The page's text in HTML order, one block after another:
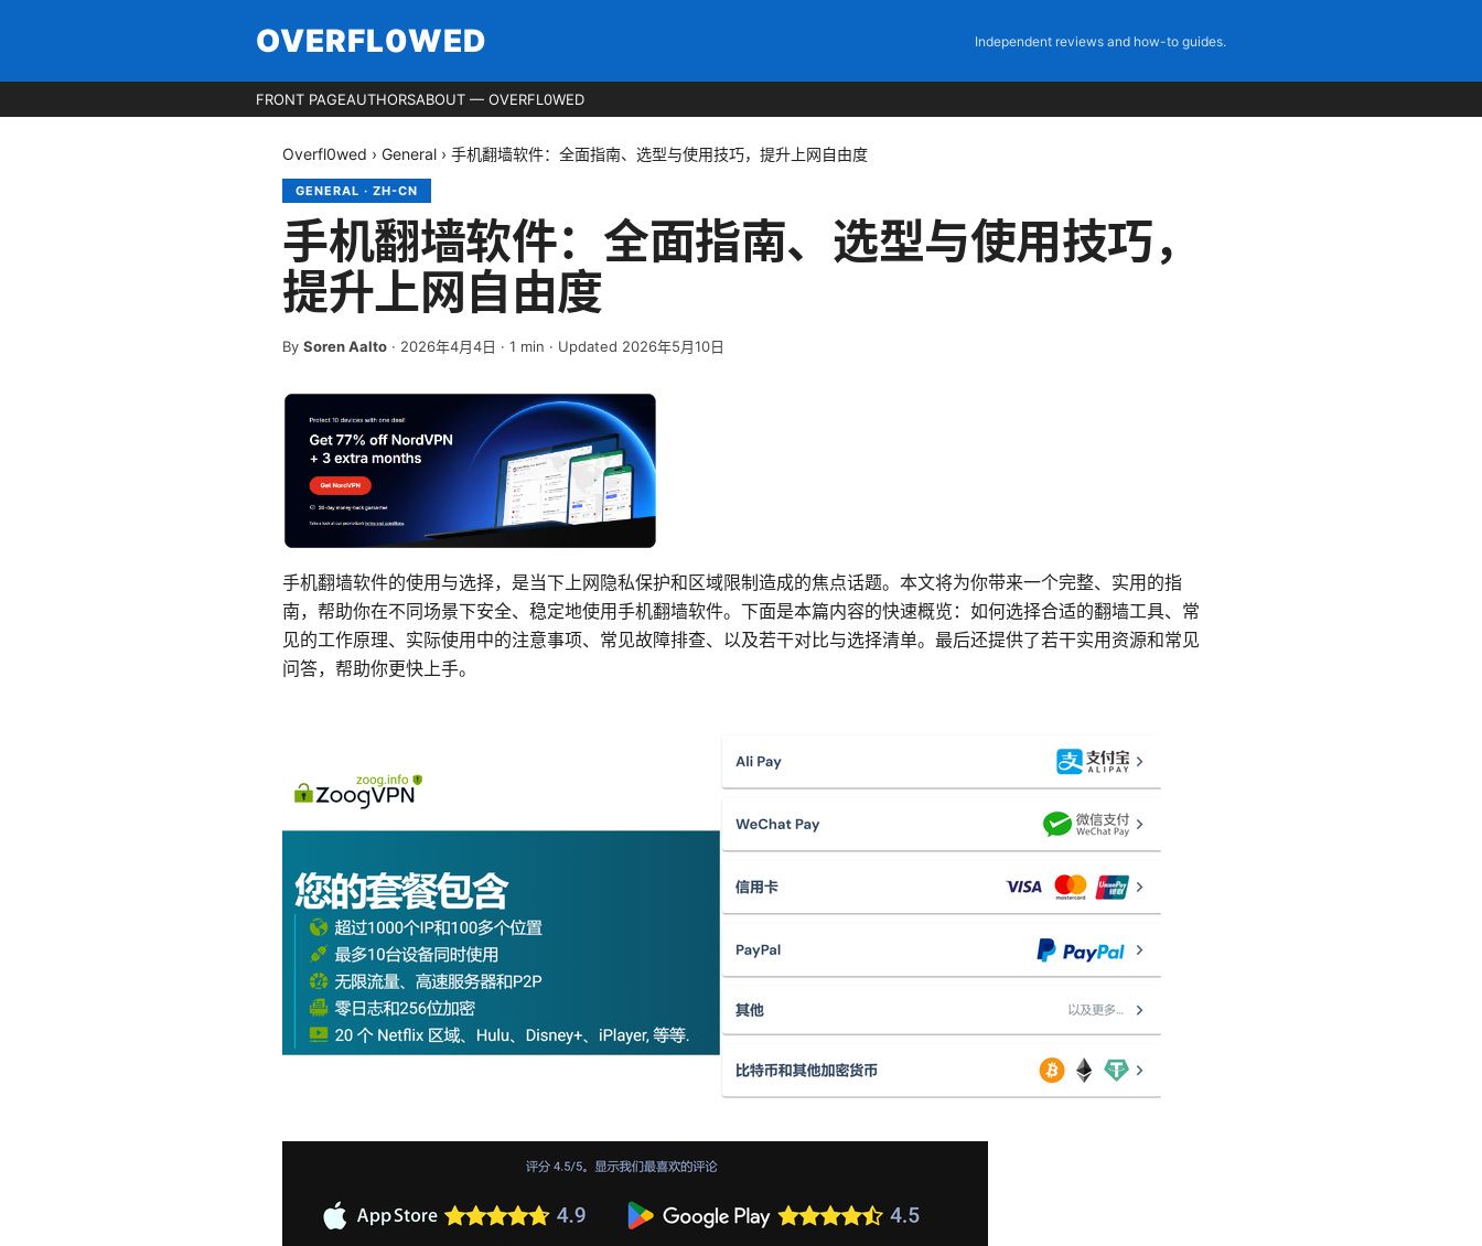
OVERFL0WED Independent reviews and how-to guides.
FRONT PAGEAUTHORSABOUT — OVERFL0WED
Overfl0wed › General › 手机翻墙软件：全面指南、选型与使用技巧，提升上网自由度
GENERAL · ZH-CN
手机翻墙软件：全面指南、选型与使用技巧，
提升上网自由度
By Soren Aalto · 2026年4月4日 · 1 min · Updated 2026年5月10日
手机翻墙软件的使用与选择，是当下上网隐私保护和区域限制造成的焦点话题。本文将为你带来一个完整、实用的指
南，帮助你在不同场景下安全、稳定地使用手机翻墙软件。下面是本篇内容的快速概览：如何选择合适的翻墙工具、常
见的工作原理、实际使用中的注意事项、常见故障排查、以及若干对比与选择清单。最后还提供了若干实用资源和常见
问答，帮助你更快上手。